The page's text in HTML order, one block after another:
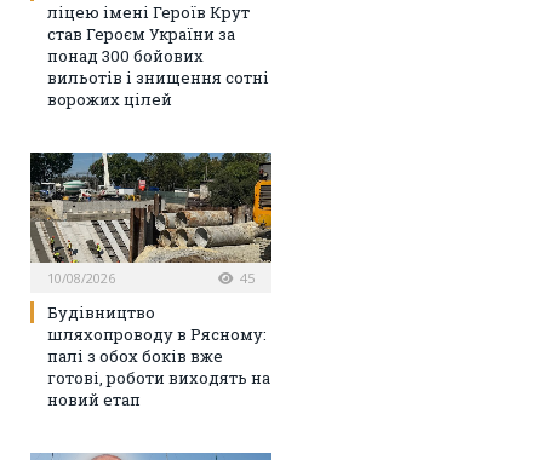
ліцею імені Героїв Крут
став Героєм України за
понад 300 бойових
вильотів і знищення сотні
ворожих цілей
10/08/2026 45
Будівництво
шляхопроводу в Рясному:
палі з обох боків вже
готові, роботи виходять на
новий етап